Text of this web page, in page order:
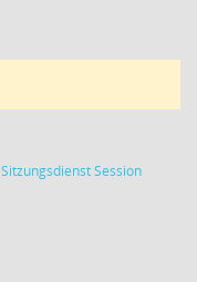
SitzungsdienstSession(Wird in